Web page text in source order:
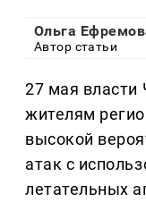
Ольга
Автор статьи
27 мая власти
жителям
высокой
атак с
летательных